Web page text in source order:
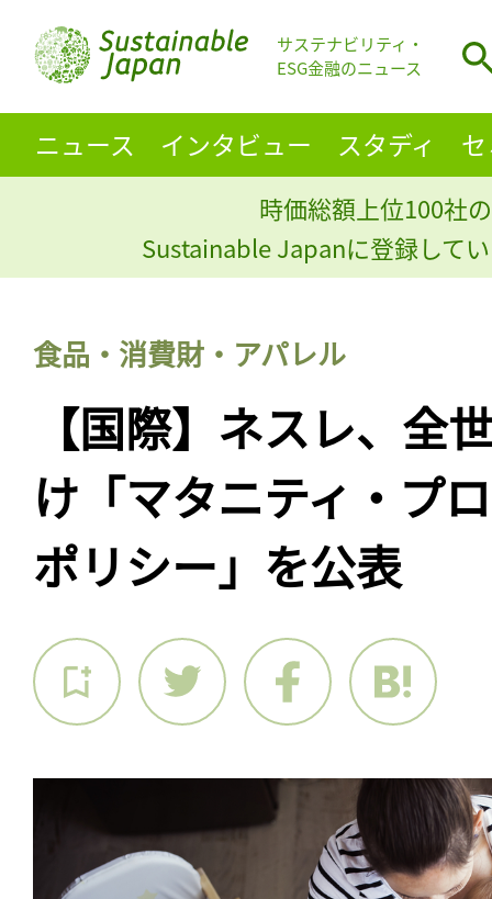
サステナビリティ・
ESG金融のニュース
ニュース インタビュー スタディ
時価総額上位100社
Sustainable Japanに登録して
食品・消費財・アパレル
【国際】ネスレ、全
け「マタニティ・プ
ポリシー」を公表